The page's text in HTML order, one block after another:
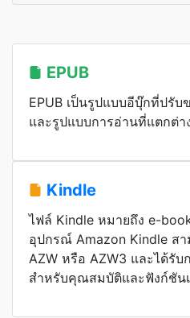
EPUB
EPUB เป็นรูปแบบอีบุ๊กที่ปรั
และรูปแบบการอ่านที่แตกต่า
Kindle
ไฟล์ Kindle หมายถึง e-
อุปกรณ์ Amazon Kindle ส
AZW หรือ AZW3 และได้รับ
สำหรับคุณสมบัติและฟังก์ชัน